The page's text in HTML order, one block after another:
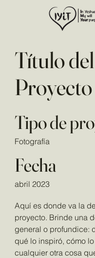
Título del
Proyecto
Tipo de
Fotografía
Fecha
abril 2023
Aquí es donde va la
proyecto. Brinde una
general o profundice:
qué lo inspiró, cómo
cualquier otra cosa